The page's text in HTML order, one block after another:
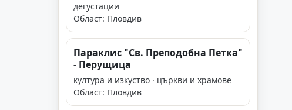
дегустации
Област: Пловдив
Параклис "Св. Преподобна Петка"
- Перущица
култура и изкуство · църкви и храмове
Област: Пловдив